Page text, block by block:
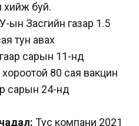
хийж буй.
ын Засгийн газар 1.5
тун авах
сарын 11-нд
80 сая вакцин
сарын 24-нд
Тус компани 2021